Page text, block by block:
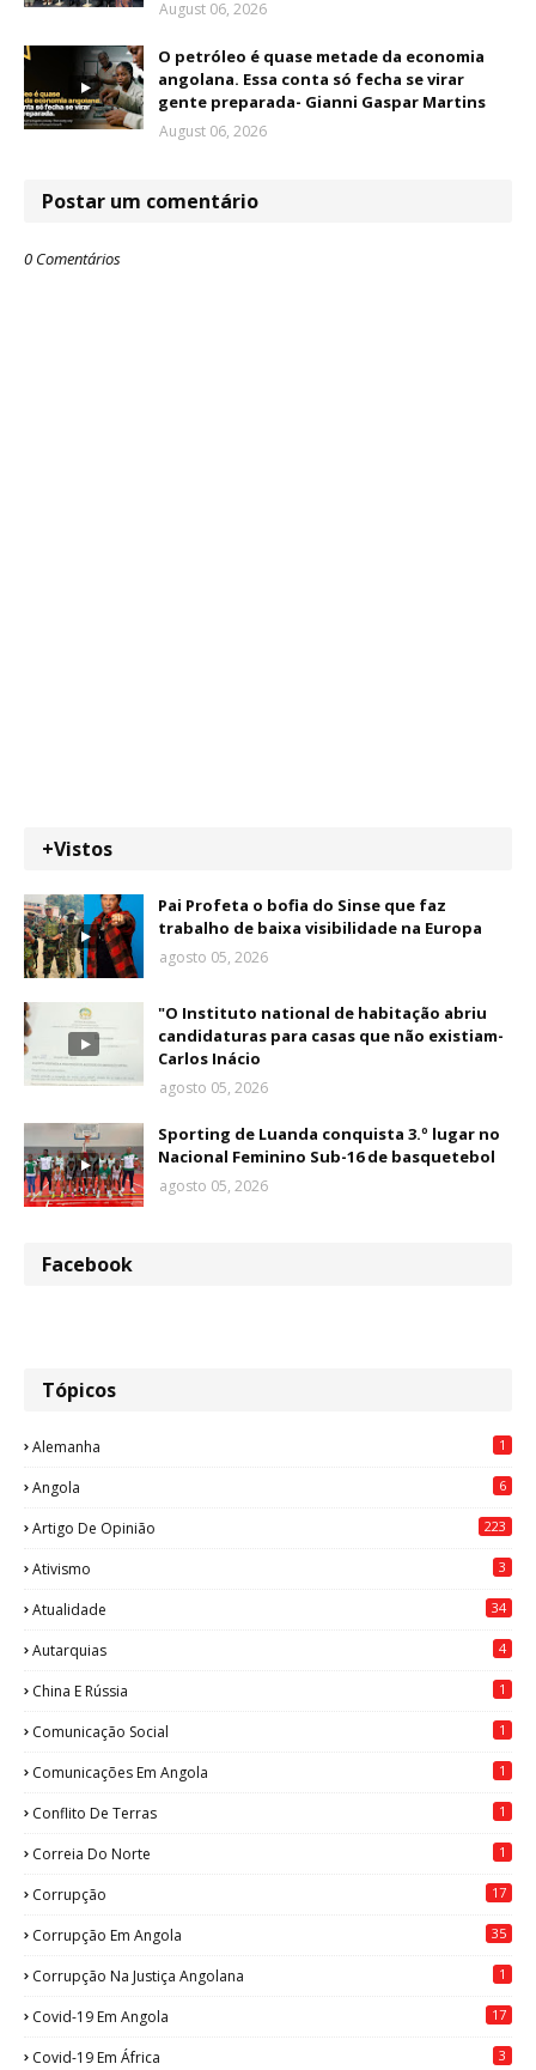
August 06, 2026
O petróleo é quase metade da economia
angolana. Essa conta só fecha se virar
gente preparada- Gianni Gaspar Martins
August 06, 2026
Postar um comentário
0 Comentários
+Vistos
Pai Profeta o bofia do Sinse que faz
trabalho de baixa visibilidade na Europa
agosto 05, 2026
"O Instituto national de habitação abriu
candidaturas para casas que não existiam-
Carlos Inácio
agosto 05, 2026
Sporting de Luanda conquista 3.º lugar no
Nacional Feminino Sub-16 de basquetebol
agosto 05, 2026
Facebook
Tópicos
Alemanha 1
Angola 6
Artigo De Opinião 223
Ativismo 3
Atualidade 34
Autarquias 4
China E Rússia 1
Comunicação Social 1
Comunicações Em Angola 1
Conflito De Terras 1
Correia Do Norte 1
Corrupção 17
Corrupção Em Angola 35
Corrupção Na Justiça Angolana 1
Covid-19 Em Angola 17
Covid-19 Em África 3